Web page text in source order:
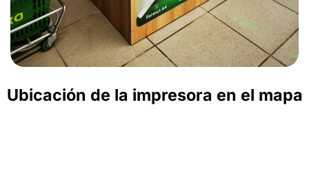
Ubicación de la impresora en el mapa